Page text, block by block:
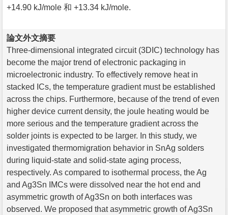
+14.90 kJ/mole 和 +13.34 kJ/mole.
論文外文摘要
Three-dimensional integrated circuit (3DIC) technology has
become the major trend of electronic packaging in
microelectronic industry. To effectively remove heat in
stacked ICs, the temperature gradient must be established
across the chips. Furthermore, because of the trend of even
higher device current density, the joule heating would be
more serious and the temperature gradient across the
solder joints is expected to be larger. In this study, we
investigated thermomigration behavior in SnAg solders
during liquid-state and solid-state aging process,
respectively. As compared to isothermal process, the Ag
and Ag3Sn IMCs were dissolved near the hot end and
asymmetric growth of Ag3Sn on both interfaces was
observed. We proposed that asymmetric growth of Ag3Sn